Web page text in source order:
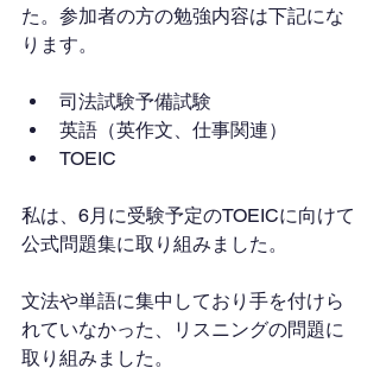
た。参加者の方の勉強内容は下記にな
ります。
司法試験予備試験
英語（英作文、仕事関連）
TOEIC
私は、6月に受験予定のTOEICに向けて
公式問題集に取り組みました。
文法や単語に集中しており手を付けら
れていなかった、リスニングの問題に
取り組みました。